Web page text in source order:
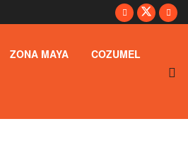
ZONA MAYA COZUMEL